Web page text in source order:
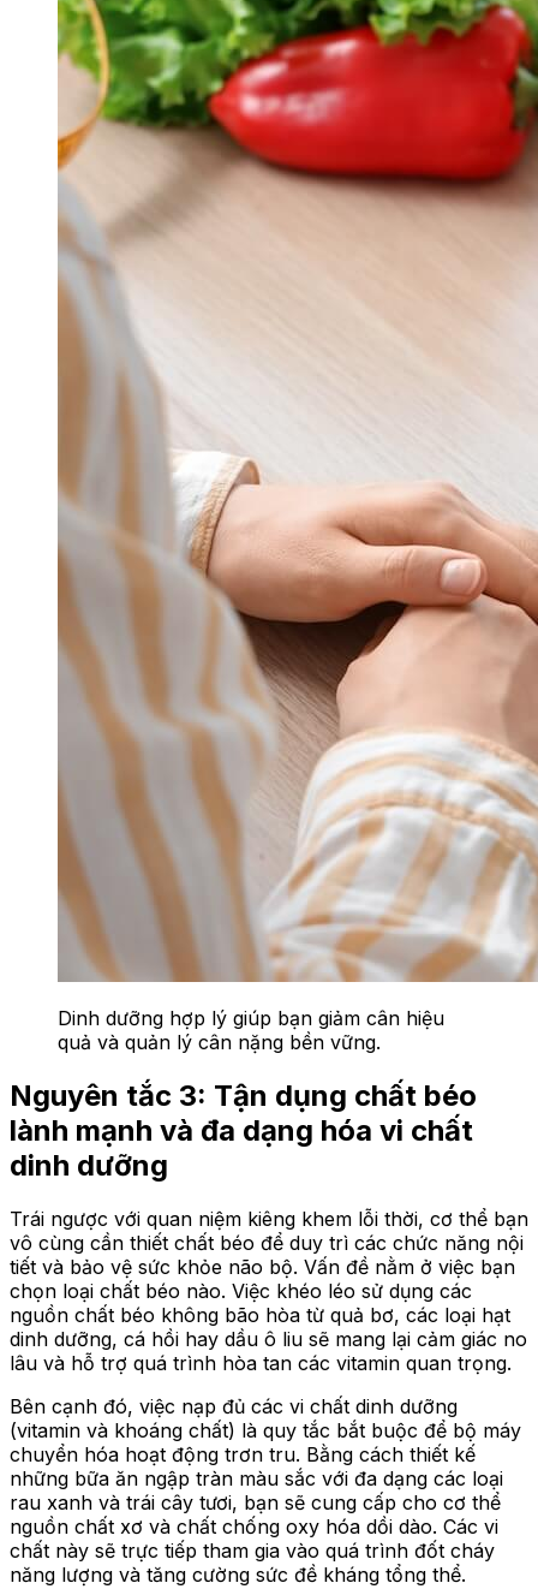
Dinh dưỡng hợp lý giúp bạn giảm cân hiệu
quả và quản lý cân nặng bền vững.
Nguyên tắc 3: Tận dụng chất béo
lành mạnh và đa dạng hóa vi chất
dinh dưỡng
Trái ngược với quan niệm kiêng khem lỗi thời, cơ thể bạn
vô cùng cần thiết chất béo để duy trì các chức năng nội
tiết và bảo vệ sức khỏe não bộ. Vấn đề nằm ở việc bạn
chọn loại chất béo nào. Việc khéo léo sử dụng các
nguồn chất béo không bão hòa từ quả bơ, các loại hạt
dinh dưỡng, cá hồi hay dầu ô liu sẽ mang lại cảm giác no
lâu và hỗ trợ quá trình hòa tan các vitamin quan trọng.
Bên cạnh đó, việc nạp đủ các vi chất dinh dưỡng
(vitamin và khoáng chất) là quy tắc bắt buộc để bộ máy
chuyển hóa hoạt động trơn tru. Bằng cách thiết kế
những bữa ăn ngập tràn màu sắc với đa dạng các loại
rau xanh và trái cây tươi, bạn sẽ cung cấp cho cơ thể
nguồn chất xơ và chất chống oxy hóa dồi dào. Các vi
chất này sẽ trực tiếp tham gia vào quá trình đốt cháy
năng lượng và tăng cường sức đề kháng tổng thể.